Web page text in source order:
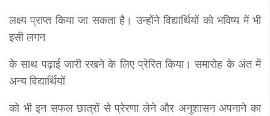
लक्ष्य प्राप्त किया जा सकता है। उन्होंने विद्यार्थियों को भविष्य में भी
इसी लगन
के साथ पढ़ाई जारी रखने के लिए प्रेरित किया। समारोह के अंत में
अन्य विद्यार्थियों
को भी इन सफल छात्रों से प्रेरणा लेने और अनुशासन अपनाने का